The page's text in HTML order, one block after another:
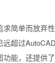
简单而放弃
超过
能，还提供